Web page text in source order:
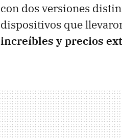
con dos versiones
dispositivos que
increíbles y precios